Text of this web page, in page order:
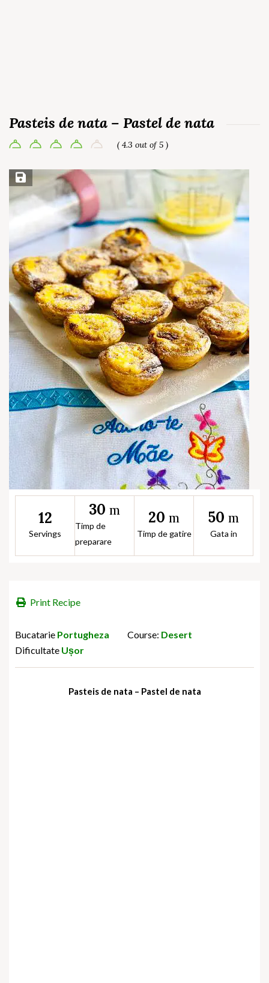
Pasteis de nata – Pastel de nata
( 4.3 out of 5 )
Save Recipe
12
Servings
30 m
Timp de
preparare
20 m
Timp de gatire
50 m
Gata in
Print Recipe
Bucatarie Portugheza Course: Desert
Dificultate Ușor
Pasteis de nata – Pastel de nata